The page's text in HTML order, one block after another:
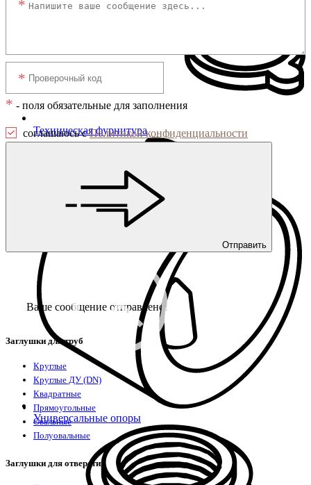
Техническая фурнитура
Универсальные опоры
* - поля обязательные для заполнения
соглашаюсь сПолитикой конфиденциальности
Отправить
Ваше сообщение отправлено!
Заглушки для труб
Круглые
Круглые ДУ (DN)
Квадратные
Прямоугольные
Овальные
Полуовальные
Заглушки для отверстий